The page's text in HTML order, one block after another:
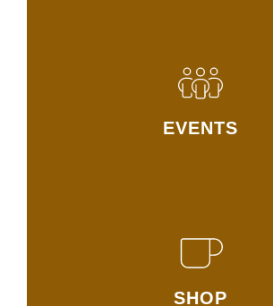
EVENTS
SHOP